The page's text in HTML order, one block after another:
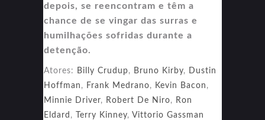
depois, se reencontram e têm a
chance de se vingar das surras e
humilhações sofridas durante a
detenção.
Atores: Billy Crudup, Bruno Kirby,
Dustin
Hoffman , Frank Medrano, Kevin Bacon ,
Minnie Driver, Robert De Niro, Ron
Eldard , Terry Kinney, Vittorio Gassman